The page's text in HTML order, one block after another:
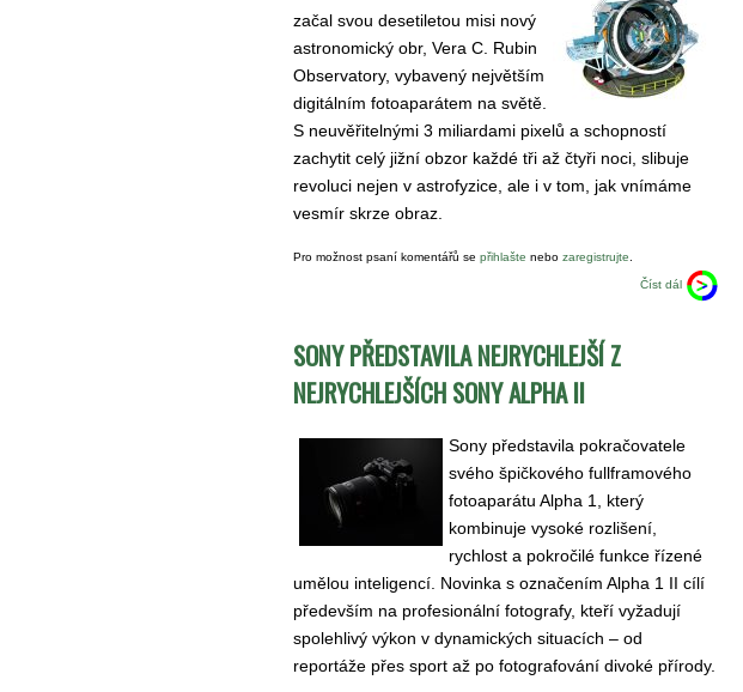
začal svou desetiletou misi nový
astronomický obr, Vera C. Rubin
Observatory, vybavený největším
digitálním fotoaparátem na světě.
S neuvěřitelnými 3 miliardami pixelů a schopností
zachytit celý jižní obzor každé tři až čtyři noci, slibuje
revoluci nejen v astrofyzice, ale i v tom, jak vnímáme
vesmír skrze obraz.
Pro možnost psaní komentářů se přihlašte nebo zaregistrujte
Číst dál
SONY PŘEDSTAVILA NEJRYCHLEJŠÍ Z
NEJRYCHLEJŠÍCH SONY ALPHA II
Sony představila pokračovatele
svého špičkového fullframového
fotoaparátu Alpha 1, který
kombinuje vysoké rozlišení,
rychlost a pokročilé funkce řízené
umělou inteligencí. Novinka s označením Alpha 1 II cílí
především na profesionální fotografy, kteří vyžadují
spolehlivý výkon v dynamických situacích – od
reportáže přes sport až po fotografování divoké přírody.